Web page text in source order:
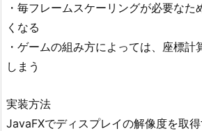
・毎フレームスケーリングが必要なた
くなる
・ゲームの組み方によっては、座標計
しまう
実装方法
JavaFXでディスプレイの解像度を取